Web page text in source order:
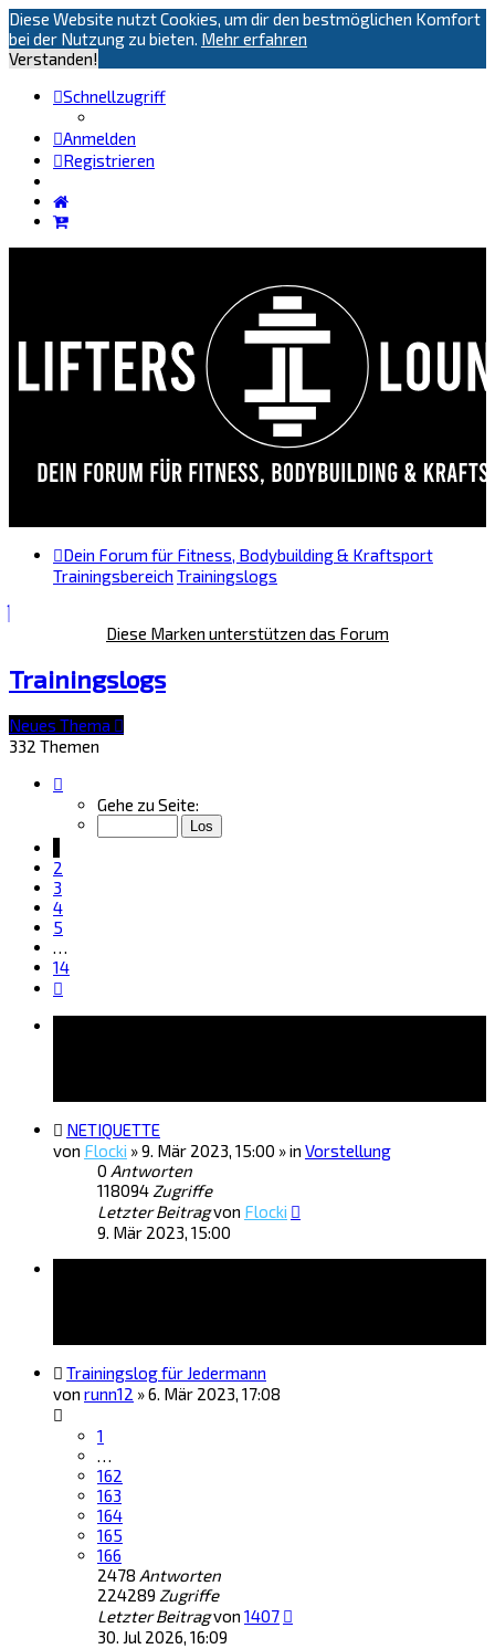
Diese Website nutzt Cookies, um dir den bestmöglichen Komfort
bei der Nutzung zu bieten. Mehr erfahren
Verstanden!
Schnellzugriff
Anmelden
Registrieren
Dein Forum für Fitness, Bodybuilding & Kraftsport
Trainingsbereich Trainingslogs
Diese Marken unterstützen das Forum
Trainingslogs
Neues Thema
332 Themen
von
Gehe zu Seite:
2
3
4
5
…
14
NETIQUETTE
von Flocki »9. Mär 2023, 15:00 » in Vorstellung
0 Antworten
118094 Zugriffe
Letzter Beitragvon Flocki
9. Mär 2023, 15:00
Trainingslog für Jedermann
von runn12 »6. Mär 2023, 17:08
1
…
162
163
164
165
166
2478 Antworten
224289 Zugriffe
Letzter Beitragvon 1407
30. Jul 2026, 16:09